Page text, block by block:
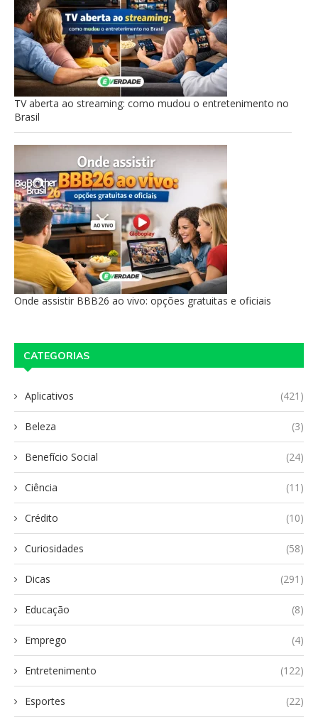
TV aberta ao streaming: como mudou o entretenimento no
Brasil
Onde assistir BBB26 ao vivo: opções gratuitas e oficiais
CATEGORIAS
Aplicativos (421)
Beleza (3)
Benefício Social (24)
Ciência (11)
Crédito (10)
Curiosidades (58)
Dicas (291)
Educação (8)
Emprego (4)
Entretenimento (122)
Esportes (22)